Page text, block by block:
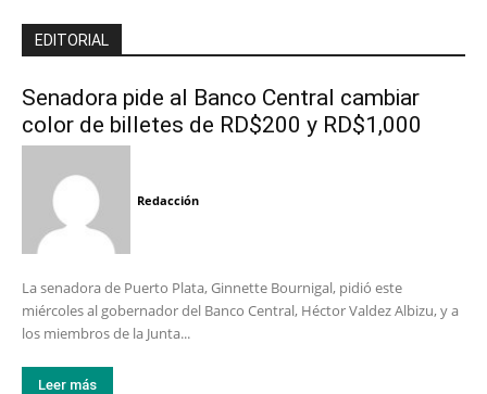
EDITORIAL
Senadora pide al Banco Central cambiar
color de billetes de RD$200 y RD$1,000
Redacción
La senadora de Puerto Plata, Ginnette Bournigal, pidió este
miércoles al gobernador del Banco Central, Héctor Valdez Albizu, y a
los miembros de la Junta...
Leer más